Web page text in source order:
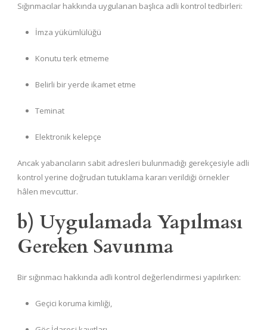
Sığınmacılar hakkında uygulanan başlıca adli kontrol tedbirleri:
İmza yükümlülüğü
Konutu terk etmeme
Belirli bir yerde ikamet etme
Teminat
Elektronik kelepçe
Ancak yabancıların sabit adresleri bulunmadığı gerekçesiyle adli
kontrol yerine doğrudan tutuklama kararı verildiği örnekler
hâlen mevcuttur.
b) Uygulamada Yapılması
Gereken Savunma
Bir sığınmacı hakkında adli kontrol değerlendirmesi yapılırken:
Geçici koruma kimliği,